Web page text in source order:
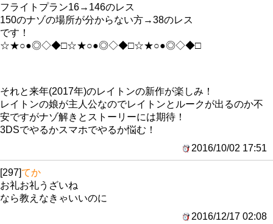
フライトプラン16→146のレス
150のナゾの場所が分からない方→38のレス
です！
☆★○●◎◇◆□☆★○●◎◇◆□☆★○●◎◇◆□
それと来年(2017年)のレイトンの新作が楽しみ！
レイトンの娘が主人公なのでレイトンとルークが出るのか不
安ですがナゾ解きとストーリーには期待！
3DSでやるかスマホでやるか悩む！
2016/10/02 17:51
[297]てか
お礼お礼うざいね
なら教えなきゃいいのに
2016/12/17 02:08